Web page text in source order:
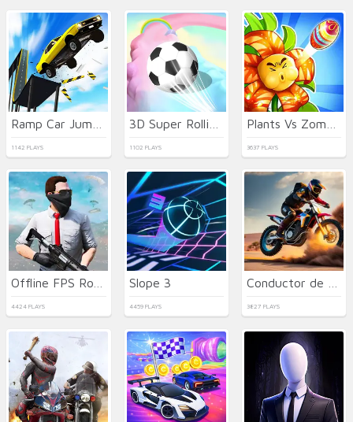
1142 PLAYS 1102 PLAYS 3637 PLAYS
4424 PLAYS
Slope 3
4459 PLAYS 3827 PLAYS